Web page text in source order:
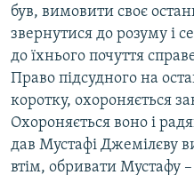
був, вимовити своє
звернутися до розуму і
до їхнього почуття
Право підсудного на
коротку, охороняється
Охороняється воно і
дав Мустафі Джемілєву
втім, обривати Мустафу